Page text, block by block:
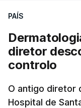
PAÍS
diretor
controlo
O antigo diretor
Hospital de